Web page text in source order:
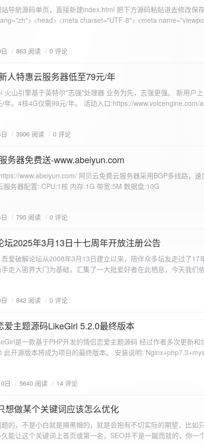
center;
min-height: 40px; } /* 错误
color: #28a745; background-color: #e9f7e8; }
图片上传-双虹云</h2> <form id="uploadForm">
name="file" accept="image/*" required /> <button type="submit">上传文
const resultDiv = document.getElementById('result'); const
file = fileInput.files[0]; if
// 监听上传进度事件 xhr.upload.onprogress = function(event) { if
xhr.onload = function() { if (xhr.status === 200) { const data =
target="_blank">${data.data.url}</a></p> <p>图片文件名:
上传的图片" class="uploaded-image" /> `; }
p>`; } }; xhr.onerror = function() { resultDiv.innerHTML =
0; min-height: 100vh; overflow-x: hidden; position: relative; display: flex; flex-direction: column; } /* 容器样式 */ .container { max-width: 1200px; margin: 0 auto; padding: 20px; flex: 1; display: flex; flex-direction: column; align-items: center; width: 100%; } /* 主盒子样式 */ .main-box { background: white; box-shadow: 0 2px 12px rgba(0, 0, 0, 0.08); border-radius: 24px; border: 1px solid #e9ecef; width: 100%; max-width: 1000px; padding: 30px; margin: 0 auto 15px; transition: all 0.3s ease; position: relative; z-index: 2; } .main-box:hover { transform: translateY(-2px); box-shadow: 0 6px 25px rgba(0, 0, 0, 0.2); } /* 头部样式 */ .header { text-align: center; margin-bottom: 20px; padding-bottom: 15px; border-bottom: 1px solid rgba(255, 255, 255, 0.2); } .header h1 { font-size: 32px; background: linear-gradient(120deg, #2b5876 0%, #4e4376 100%); -webkit-background-clip: text; -webkit-text-fill-color: transparent; margin-bottom: 15px; } /* 提示框样式 */ .notice { background: transparent; padding: 0 25px; border-radius: 12px; margin-bottom: 15px; white-space: nowrap; overflow: hidden; text-overflow: ellipsis; } .notice p { color: #4facfe; font-size: 16px; line-height: 1; font-weight: bold; letter-spacing: 0.5px; margin: 0; } /* 流量卡领取样式 */ .flow-card, .flow-card-top { background: linear-gradient(120deg, #4facfe 0%, #00f2fe 100%); box-shadow: 0 3px 15px rgba(0, 0, 0, 0.1); border-radius: 12px; padding: 10px 15px; margin-bottom: 10px; text-align: center; position: relative; overflow: hidden; display: flex; justify-content: space-between; align-items: center; } .flow-card::before, .flow-card-top::before { content: ''; position: absolute; top: -10px; right: -10px; width: 80px; height: 80px; background: rgba(255, 255, 255, 0.1); border-radius: 50%; } .flow-card .text-content, .flow-card-top h3 { flex: 1; text-align: left; color: #ffffff; font-size: 16px; margin: 0; } .flow-card h2 { color: #ffffff; font-size: 18px; margin-bottom: 4px; font-weight: 600; } .flow-card p { color: rgba(255, 255, 255, 0.9); font-size: 14px; margin-bottom: 0; } .flow-card a, .flow-card-top a { display: inline-block; background: #ffffff; color: #2b5876; padding: 8px 0; border-radius: 50px; font-size: 15px; cursor: pointer; transition: all 0.3s ease; font-weight: 600; text-decoration: none; box-shadow: 0 4px 10px rgba(0, 0, 0, 0.1); margin: 0 5px; white-space: nowrap; width: 110px; text-align: center; } /* 所有按钮统一样式 */ .flow-card .buttons a, .flow-card-top .buttons a { background: #ffffff; color: #2b5876; } .flow-card .buttons a:hover, .flow-card-top .buttons a:hover { background: #f8f9fa; transform: translateY(-2px); box-shadow: 0 6px 15px rgba(0, 0, 0, 0.2); } .flow-card .buttons, .flow-card-top .buttons { display: flex; align-items: center; justify-content: flex-end; flex-wrap: nowrap; } .flow-card a:hover, .flow-card-top a:hover { transform: translateY(-2px); box-shadow: 0 6px 15px rgba(0, 0, 0, 0.2); background: #f8f9fa; } .flow-card-top { margin-bottom: 10px; } /* 导航网格样式 */ .nav-grid { display: grid; grid-template-columns: repeat(2, 1fr); gap: 25px; width: 100%; margin: 0 auto; padding: 0; } /* 导航项样式 */ .nav-item { background: hsl(230, 10%, 33%); border-radius: 12px; padding: 12px; text-align: center; box-shadow: none; transition: all 0.3s ease; min-height: 75px; position: relative; } .nav-item:hover { transform: none; background: hsl(230, 10%, 38%); } .nav-item a { text-decoration: none; color: inherit; display: block; text-align: center; } .nav-item h3 { color: #ffffff; font-size: 17px; margin-bottom: 8px; } .nav-item p { color: rgba(255, 255, 255, 0.9); font-size: 16px; margin-bottom: 4px; } .nav-item .status { position: absolute; bottom: -20px; left: 0; right: 0; color: #ff6b6b; font-size: 12px; text-align: center; font-weight: 500; } /* 底部导航样式 */ .float-nav { display: none; } @media (max-width: 768px) { body { padding-bottom: 20px; } .container { padding: 10px; } .main-box { padding: 15px; margin: 5px; } .header { margin-bottom: 15px; padding-bottom: 10px; } .nav-grid { gap: 15px; } .flow-card, .flow-card-top { padding: 12px; margin-bottom: 10px; flex-direction: column; } .flow-card .text-content, .flow-card-top h3 { text-align: center; margin-bottom: 12px; font-size: 16px; } .flow-card h2 { font-size: 16px; margin-bottom: 5px; text-align: center; } .flow-card p { font-size: 13px; text-align: center; padding: 0 5px; } .flow-card a, .flow-card-top a, .flow-card .buttons a, .flow-card-top .buttons a { padding: 7px 0; font-size: 14px; margin: 0 4px; width: 95px; text-align: center; background: #ffffff; color: #2b5876; } .flow-card .buttons, .flow-card-top .buttons { justify-content: center; width: 100%; margin-top: 5px; } .nav-item { padding: 12px; min-height: 70px; width: 100%; } .header h1 { font-size: 24px; } .notice p { font-size: 14px; } .copyright { padding: 10px 0; font-
863 阅读 0 评论
人特惠云服务器低至79元/年
火山引擎基于英特尔"志强"处理器 业务为先，志强更强。 新用户
/年。4核4G仅需99元/年。 活动入口:https://www.volcengine.com/
3906 阅读 0 评论
务器免费送-www.abeiyun.com
www.abeiyun.com/ 阿贝云免费云服务器采用BGP多线路，
服务器配置: CPU:1核 内存:1G 带宽:5M 数据盘:10G
795 阅读 0 评论
坛2025年3月13日十七周年开放注册公告
爱破解论坛从2008年3月13日建立以来，陪伴众多坛友走过了17
走入密界大门为基础，汇集了一大批爱好者在此栖息，今天我们
。在您注册前，请认真阅读注册须知以及社区的总版规，以便更
842 阅读 0 评论
爱主题源码LikeGirl 5.2.0最终版本
是一款基于PHP开发的情侣恋爱主题源码 经过作者多次更新
此开源版本将成为项目的最终版本。 安装说明:
日 5640 阅读 14 评论
想做某个关键词应该怎么优化
的，不是小白就是搞黑帽的，就是会抱有不切实际的期望，比如
能让这个关键词上首页或第一名，SEO并不是一蹴而就的，你一